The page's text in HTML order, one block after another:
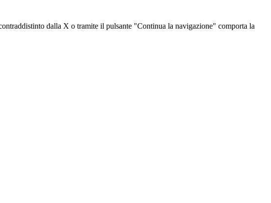
dalla X o tramite il pulsante "Continua la navigazione" comporta la